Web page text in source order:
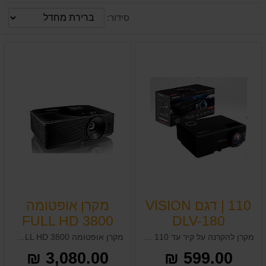
סידור:
110 | דגם VISION
DLV-180
599.00 ₪
מקרן אופטומה
FULL HD 3800
3,080.00 ₪